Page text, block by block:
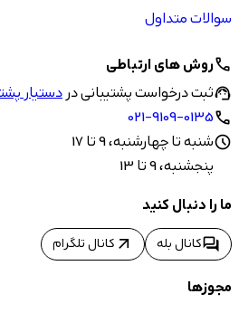
سوالات متداول
callروش های ارتباطی
support_agentثبت درخواست پشتیبانی دردستیار
call
021-9109-0135
scheduleشنبه تا چهارشنبه، 9 تا 17
پنجشنبه، 9 تا 13
ما را دنبال کنید
forumکانال بله arrow_outward کانال تلگرام
مجوزها